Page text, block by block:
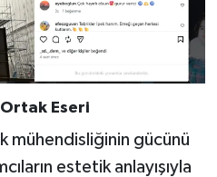
Ortak Eseri
mühendisliğinin gücünü
estetik anlayışıyla